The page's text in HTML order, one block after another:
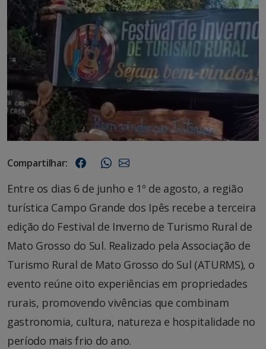
Compartilhar:
Entre os dias 6 de junho e 1º de agosto, a região
turística Campo Grande dos Ipês recebe a terceira
edição do Festival de Inverno de Turismo Rural de
Mato Grosso do Sul. Realizado pela Associação de
Turismo Rural de Mato Grosso do Sul (ATURMS), o
evento reúne oito experiências em propriedades
rurais, promovendo vivências que combinam
gastronomia, cultura, natureza e hospitalidade no
período mais frio do ano.